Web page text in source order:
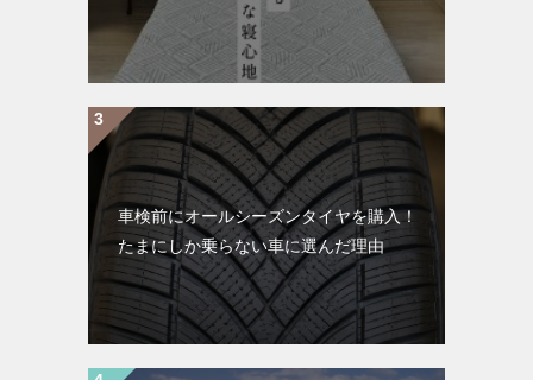
車検前にオールシーズンタイヤを購入！
たまにしか乗らない車に選んだ理由